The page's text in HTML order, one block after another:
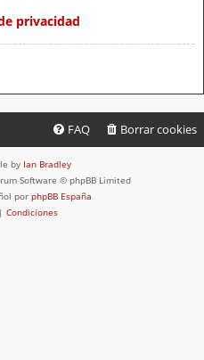
privacidad
Borrar cookies
FAQ
by Ian Bradley
Software © phpBB Limited
por phpBB España
| Condiciones